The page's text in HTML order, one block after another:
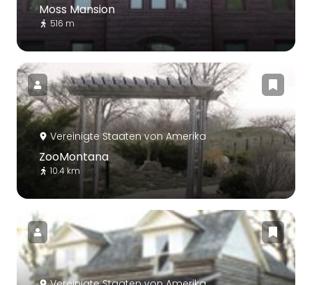
Moss Mansion
516 m
Vereinigte Staaten von Amerika
ZooMontana
10.4 km